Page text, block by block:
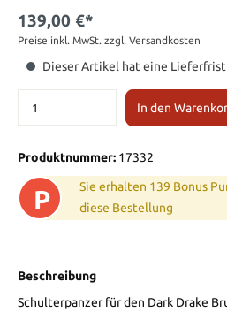
139,00 €*
Preise inkl. MwSt. zzgl. Versandkosten
Dieser Artikel hat eine Lieferfrist
In den
Produktnummer: 17332
P
Sie erhalten 139 Bonus
diese Bestellung
Beschreibung
Schulterpanzer für den Dark Drake